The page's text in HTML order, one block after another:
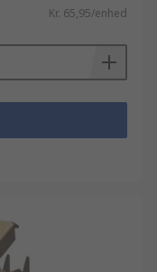
Kr. 65,95/enhed